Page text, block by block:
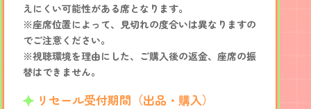
えにくい可能性がある席となります。
※座席位置によって、見切れの度合いは異なりますの
でご注意ください。
※視聴環境を理由にした、ご購入後の返金、座席の振
替はできません。
リセール受付期間（出品・購入）